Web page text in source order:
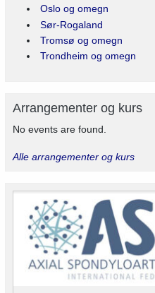
Oslo og omegn
Sør-Rogaland
Tromsø og omegn
Trondheim og omegn
Arrangementer og kurs
No events are found.
Alle arrangementer og kurs